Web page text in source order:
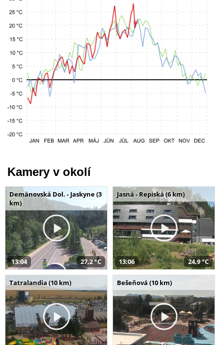
Kamery v okolí
Demänovská Dol. - Jaskyne (3
km)
13:04 27,2 °C
Jasná - Repiská (6 km)
13:06 24,9 °C
Tatralandia (10 km) Bešeňová (10 km)